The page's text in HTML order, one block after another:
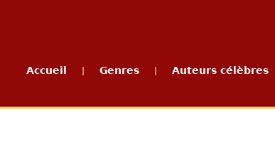
Accueil Genres Auteurs célèbres